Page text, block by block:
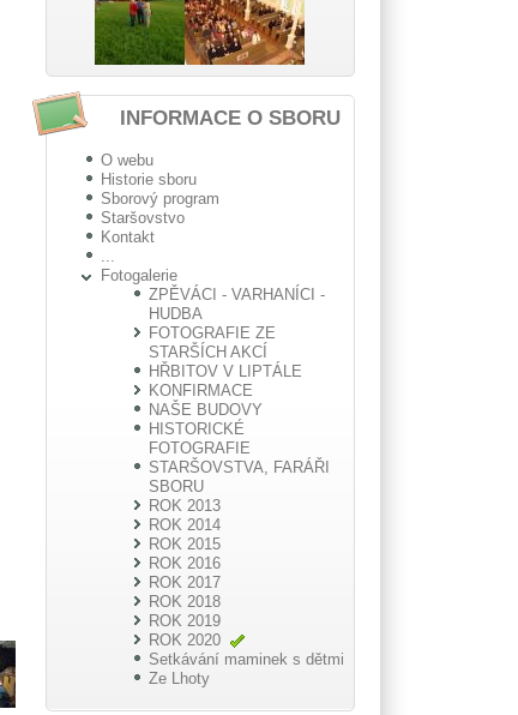
INFORMACE O SBORU
O webu
Historie sboru
Sborový program
Staršovstvo
Kontakt
Fotogalerie
ZPĚVÁCI - VARHANÍCI -
HUDBA
FOTOGRAFIE ZE
STARŠÍCH AKCÍ
HŘBITOV V LIPTÁLE
KONFIRMACE
NAŠE BUDOVY
HISTORICKÉ
FOTOGRAFIE
STARŠOVSTVA, FARÁŘI
SBORU
ROK 2013
ROK 2014
ROK 2015
ROK 2016
ROK 2017
ROK 2018
ROK 2019
ROK 2020
Setkávání maminek s dětmi
Ze Lhoty